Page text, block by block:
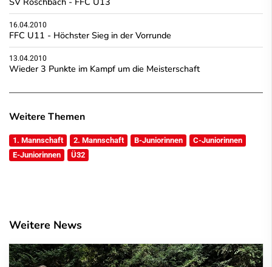
16.04.2010
FFC U11 - Höchster Sieg in der Vorrunde
13.04.2010
Wieder 3 Punkte im Kampf um die Meisterschaft
Weitere Themen
1. Mannschaft 2. Mannschaft B-Juniorinnen
C-Juniorinnen
E-Juniorinnen
Ü32
Weitere News